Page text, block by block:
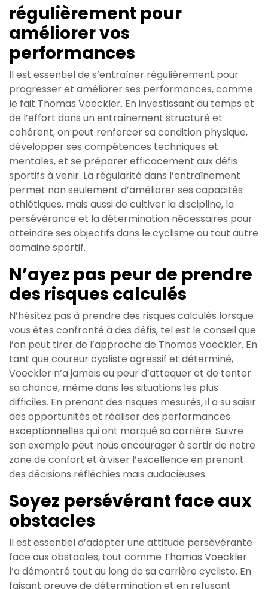
régulièrement pour
améliorer vos
performances
Il est essentiel de s’entraîner régulièrement pour
progresser et améliorer ses performances, comme
le fait Thomas Voeckler. En investissant du temps et
de l’effort dans un entraînement structuré et
cohérent, on peut renforcer sa condition physique,
développer ses compétences techniques et
mentales, et se préparer efficacement aux défis
sportifs à venir. La régularité dans l’entraînement
permet non seulement d’améliorer ses capacités
athlétiques, mais aussi de cultiver la discipline, la
persévérance et la détermination nécessaires pour
atteindre ses objectifs dans le cyclisme ou tout autre
domaine sportif.
N’ayez pas peur de prendre
des risques calculés
N’hésitez pas à prendre des risques calculés lorsque
vous êtes confronté à des défis, tel est le conseil que
l’on peut tirer de l’approche de Thomas Voeckler. En
tant que coureur cycliste agressif et déterminé,
Voeckler n’a jamais eu peur d’attaquer et de tenter
sa chance, même dans les situations les plus
difficiles. En prenant des risques mesurés, il a su saisir
des opportunités et réaliser des performances
exceptionnelles qui ont marqué sa carrière. Suivre
son exemple peut nous encourager à sortir de notre
zone de confort et à viser l’excellence en prenant
des décisions réfléchies mais audacieuses.
Soyez persévérant face aux
obstacles
Il est essentiel d’adopter une attitude persévérante
face aux obstacles, tout comme Thomas Voeckler
l’a démontré tout au long de sa carrière cycliste. En
faisant preuve de détermination et en refusant